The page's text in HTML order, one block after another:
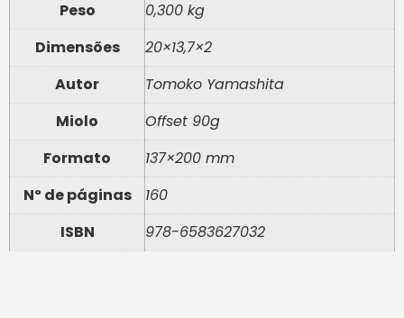
Peso
0,300 kg
Dimensões
20×13,7×2
Autor
Tomoko Yamashita
Miolo
Offset 90g
Formato
137×200 mm
Nº de páginas
160
ISBN
978-6583627032